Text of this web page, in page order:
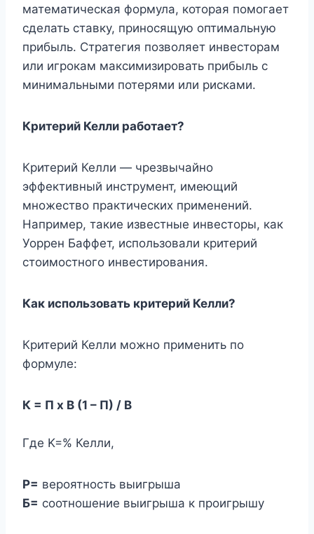
математическая формула, которая помогает
сделать ставку, приносящую оптимальную
прибыль. Стратегия позволяет инвесторам
или игрокам максимизировать прибыль с
минимальными потерями или рисками.
Критерий Келли работает?
Критерий Келли — чрезвычайно
эффективный инструмент, имеющий
множество практических применений.
Например, такие известные инвесторы, как
Уоррен Баффет, использовали критерий
стоимостного инвестирования.
Как использовать критерий Келли?
Критерий Келли можно применить по
формуле:
К = П х В (1 – П) / В
Где K=% Келли,
Р= вероятность выигрыша
Б= соотношение выигрыша к проигрышу